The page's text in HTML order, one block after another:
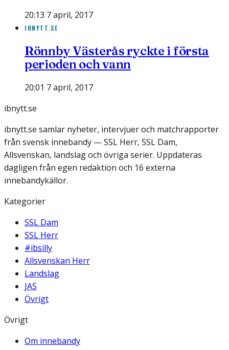
20:13 7 april, 2017
IBNYTT.SE
Rönnby Västerås ryckte i första
perioden och vann
20:01 7 april, 2017
ibnytt.se
ibnytt.se samlar nyheter, intervjuer och matchrapporter
från svensk innebandy — SSL Herr, SSL Dam,
Allsvenskan, landslag och övriga serier. Uppdateras
dagligen från egen redaktion och 16 externa
innebandykällor.
Kategorier
SSL Dam
SSL Herr
#ibsilly
Allsvenskan Herr
Landslag
JAS
Övrigt
Övrigt
Om innebandy